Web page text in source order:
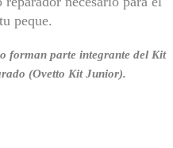
peque.
forman parte integrante del Kit
(Ovetto Kit Junior).